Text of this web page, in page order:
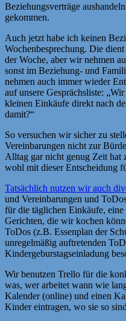
Beziehungsverträge
gekommen.
Auch jetzt habe ich keinen
Wochenbesprechung. Die
der Woche, aber wir nehmen
sonst im Beziehung- und
nehmen auch immer wieder
auf unsere Gesprächsliste:
kleinen Einkäufe direkt nach
damit?“
So versuchen wir sicher zu
Vereinbarungen nicht zur
Alltag gar nicht genug Zeit hat
wohl mit dieser Entscheidung
Tatsächlich nutzen wir auch
und Vereinbarungen und
für die täglichen Einkäufe,
Gerichten, die wir kochen
ToDos (z.B. Essenplan der
unregelmäßig auftretenden
Kindergeburstagseinladung
Wir benutzen Trello für die
was, wer arbeitet wann wie
Kalender (online) und einen
Kinder eintragen, wo sie so